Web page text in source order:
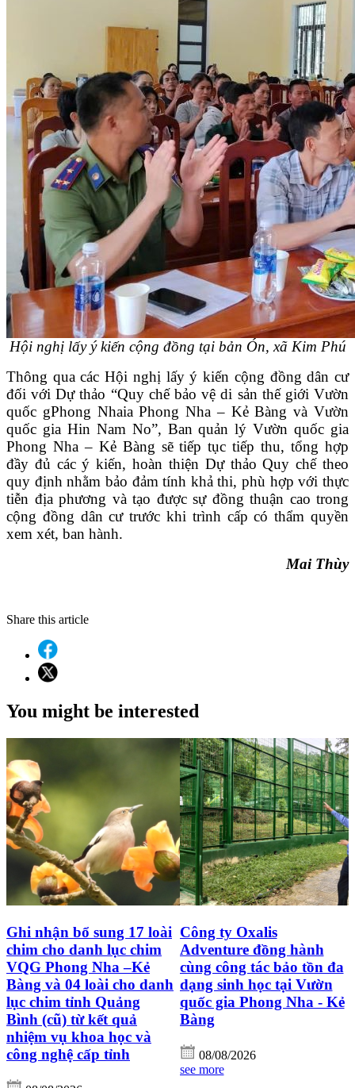
Hội nghị lấy ý kiến cộng đồng tại bản Ón, xã Kim Phú
Thông qua các Hội nghị lấy ý kiến cộng đồng dân cư
đối với Dự thảo “Quy chế bảo vệ di sản thế giới Vườn
quốc gPhong Nhaia Phong Nha – Kẻ Bàng và Vườn
quốc gia Hin Nam No”, Ban quản lý Vườn quốc gia
Phong Nha – Kẻ Bàng sẽ tiếp tục tiếp thu, tổng hợp
đầy đủ các ý kiến, hoàn thiện Dự thảo Quy chế theo
quy định nhằm bảo đảm tính khả thi, phù hợp với thực
tiễn địa phương và tạo được sự đồng thuận cao trong
cộng đồng dân cư trước khi trình cấp có thẩm quyền
xem xét, ban hành.
Mai Thùy
Share this article
You might be interested
Ghi nhận bổ sung 17 loài
chim cho danh lục chim
VQG Phong Nha –Kẻ
Bàng và 04 loài cho danh
lục chim tỉnh Quảng
Bình (cũ) từ kết quả
nhiệm vụ khoa học và
công nghệ cấp tỉnh
Công ty Oxalis
Adventure đồng hành
cùng công tác bảo tồn đa
dạng sinh học tại Vườn
quốc gia Phong Nha - Kẻ
Bàng
08/08/2026
see more